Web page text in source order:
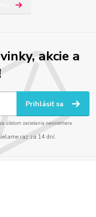
akcie a
Prihlásiť sa
za účelom zasielania newslettera.
raz za 14 dní.